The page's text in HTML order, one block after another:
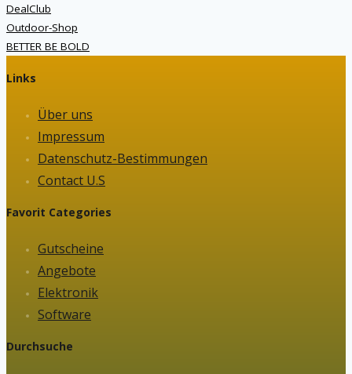
DealClub
Outdoor-Shop
BETTER BE BOLD
Links
Über uns
Impressum
Datenschutz-Bestimmungen
Contact U.S
Favorit Categories
Gutscheine
Angebote
Elektronik
Software
Durchsuche